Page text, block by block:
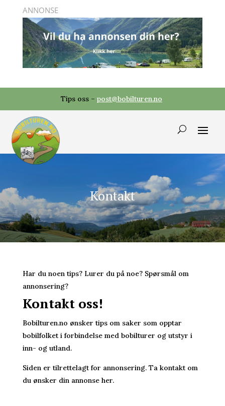
Tips oss – post@bobilturen.no
Kontakt
Har du noen tips? Lurer du på noe? Spørsmål om
annonsering?
Kontakt oss!
Bobilturen.no ønsker tips om saker som opptar
bobilfolket i forbindelse med bobilturer og utstyr i
inn- og utland.
Siden er tilrettelagt for annonsering. Ta kontakt om
du ønsker din annonse her.